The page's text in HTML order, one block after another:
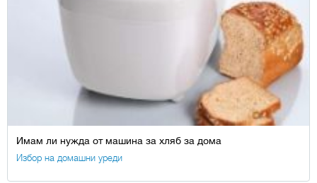
Имам ли нужда от машина за хляб за дома
Избор на домашни уреди